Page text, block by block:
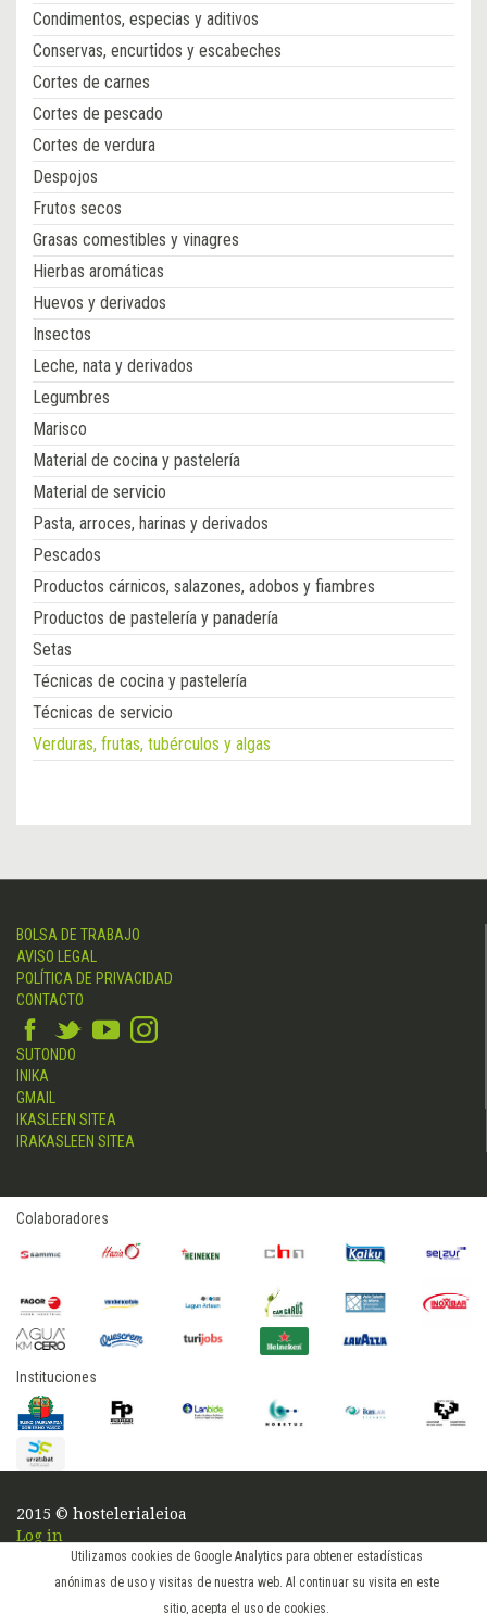
Utilizamos cookies de Google Analytics para obtener estadísticas
anónimas de uso y visitas de nuestra web. Al continuar su visita en este
sitio, acepta el uso de cookies.
Condimentos, especias y aditivos
Conservas, encurtidos y escabeches
Cortes de carnes
Cortes de pescado
Cortes de verdura
Despojos
Frutos secos
Grasas comestibles y vinagres
Hierbas aromáticas
Huevos y derivados
Insectos
Leche, nata y derivados
Legumbres
Marisco
Material de cocina y pastelería
Material de servicio
Pasta, arroces, harinas y derivados
Pescados
Productos cárnicos, salazones, adobos y fiambres
Productos de pastelería y panadería
Setas
Técnicas de cocina y pastelería
Técnicas de servicio
Verduras, frutas, tubérculos y algas
BOLSA DE TRABAJO
AVISO LEGAL
POLÍTICA DE PRIVACIDAD
CONTACTO
SUTONDO
INIKA
GMAIL
IKASLEEN SITEA
IRAKASLEEN SITEA
Colaboradores
Instituciones
2015 © hostelerialeioa
Log in